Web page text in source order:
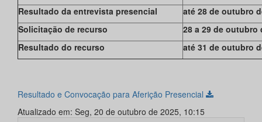
Resultado da entrevista presencial
até 28 de outubro
Solicitação de recurso
28 a 29 de outubro
Resultado do recurso
até 31 de outubro
Resultado e Convocação para Aferição Presencial
Atualizado em: Seg, 20 de outubro de 2025, 10:15